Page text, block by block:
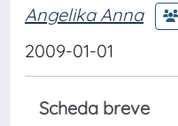
Angelika Anna
2009-01-01
Scheda breve